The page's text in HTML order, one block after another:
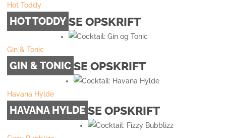
Hot Toddy
HOT TODDY SE OPSKRIFT
Gin & Tonic
GIN & TONIC SE OPSKRIFT
Havana Hylde
HAVANA HYLDE SE OPSKRIFT